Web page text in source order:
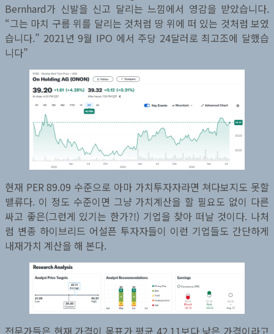
Bernhard가 신발을 신고 달리는 느낌에서 영감을 받았습니다.
“그는 마치 구름 위를 달리는 것처럼 땅 위에 떠 있는 것처럼 보였
습니다.” 2021년 9월 IPO 에서 주당 24달러로 최고조에 달했습
니다”
현재 PER 89.09 수준으로 아마 가치투자자라면 쳐다보지도 못할
밸류다. 이 정도 수준이면 그냥 가치계산을 할 필요도 없이 다른
싸고 좋은(그런게 있기는 한가?!) 기업을 찾아 떠날 것이다. 나처
럼 변종 하이브리드 어설픈 투자자들이 이런 기업들도 간단하게
내재가치 계산을 해 본다.